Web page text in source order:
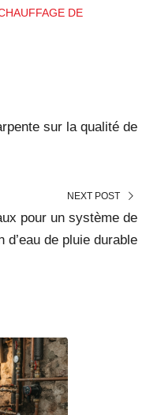
DE
sur la qualité de
NEXT POST
pour un système de
d’eau de pluie durable